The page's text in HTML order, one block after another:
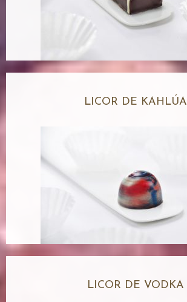
LICOR DE KAHLÚA
LICOR DE VODKA